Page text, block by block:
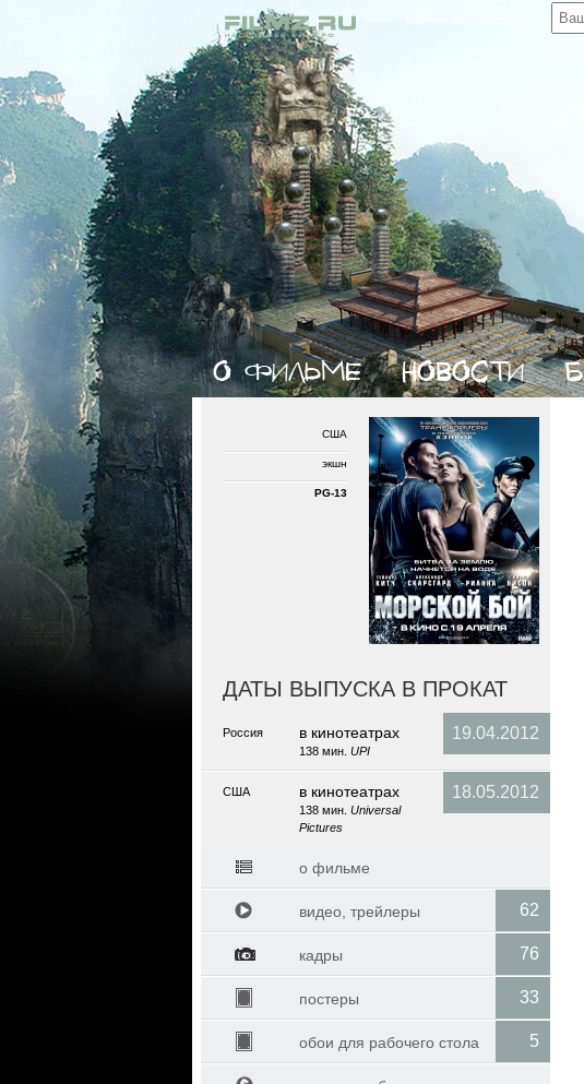
США
экшн
PG-13
ДАТЫ ВЫПУСКА В ПРОКАТ
Россия 19.04.2012
в кинотеатраx
138 мин. UPI
США 18.05.2012
в кинотеатраx
138 мин. Universal
Pictures
о фильме
62
видео, трейлеры
76
кадры
33
постеры
5
обои для рабочего стола